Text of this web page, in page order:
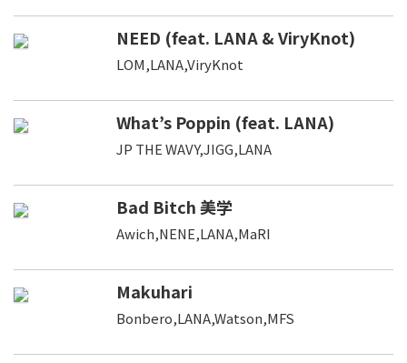
NEED (feat. LANA & ViryKnot)
LOM,LANA,ViryKnot
What’s Poppin (feat. LANA)
JP THE WAVY,JIGG,LANA
Bad Bitch 美学
Awich,NENE,LANA,MaRI
Makuhari
Bonbero,LANA,Watson,MFS